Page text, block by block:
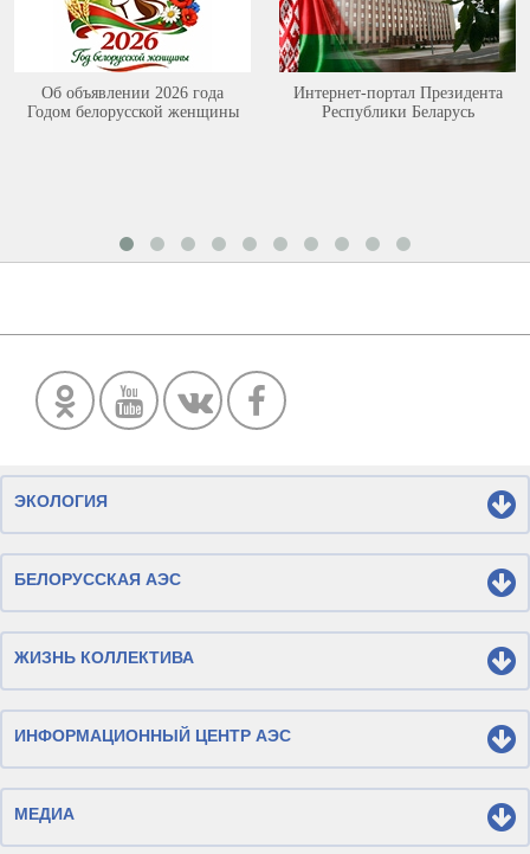
Об объявлении 2026 года
Годом белорусской женщины
Интернет-портал Президента
Республики Беларусь
ЭКОЛОГИЯ
БЕЛОРУССКАЯ АЭС
ЖИЗНЬ КОЛЛЕКТИВА
ИНФОРМАЦИОННЫЙ ЦЕНТР АЭС
МЕДИА